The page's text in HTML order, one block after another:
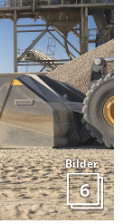
Bilder
6